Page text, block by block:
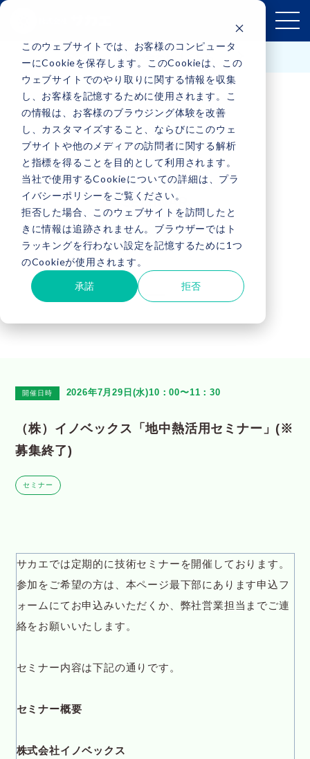
このウェブサイトでは、お客様のコンピュータ
ーにCookieを保存します。このCookieは、この
ウェブサイトでのやり取りに関する情報を収集
し、お客様を記憶するために使用されます。こ
の情報は、お客様のブラウジング体験を改善
し、カスタマイズすること、ならびにこのウェ
ブサイトや他のメディアの訪問者に関する解析
と指標を得ることを目的として利用されます。
当社で使用するCookieについての詳細は、プラ
イバシーポリシーをご覧ください。
拒否した場合、このウェブサイトを訪問したと
きに情報は追跡されません。ブラウザーではト
ラッキングを行わない設定を記憶するために1つ
のCookieが使用されます。
承諾 拒否
お問い合わせはこちら
SEMINAR
セミナー募集
開催日時 2026年7月29日(水)10：00〜11：30
（株）イノベックス「地中熱活用セミナー」(※
募集終了)
セミナー
サカエでは定期的に技術セミナーを開催しております。
参加をご希望の方は、本ページ最下部にあります申込フ
ォームにてお申込みいただくか、弊社営業担当までご連
絡をお願いいたします。
セミナー内容は下記の通りです。
セミナー概要
株式会社イノベックス